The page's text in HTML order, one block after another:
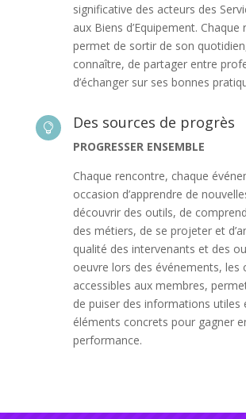
significative des acteurs des
aux Biens d’Equipement. Chaque
permet de sortir de son
connaître, de partager entre
d’échanger sur ses bonnes
 Des sources de progrès
PROGRESSER ENSEMBLE
Chaque rencontre, chaque
occasion d’apprendre de
découvrir des outils, de
des métiers, de se projeter et
qualité des intervenants et des
oeuvre lors des événements, les
accessibles aux membres,
de puiser des informations utiles
éléments concrets pour gagner
performance.